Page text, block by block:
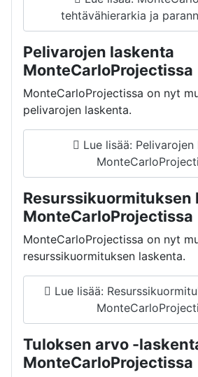
tehtävähierarkia ja
Pelivarojen laskenta
MonteCarloProjectissa
MonteCarloProjectissa on nyt
pelivarojen laskenta.
Lue lisää: Pelivarojen
Resurssikuormituksen
MonteCarloProjectissa
MonteCarloProjectissa on nyt
resurssikuormituksen laskenta.
Lue lisää:
Tuloksen arvo -
MonteCarloProjectissa